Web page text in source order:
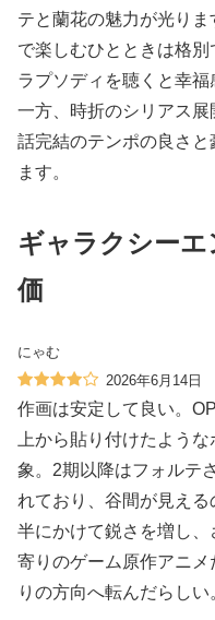
テと蘭花の魅力が光り
で楽しむひとときは格
ラプソディを聴くと幸
一方、時折のシリアス
話完結のテンポの良さ
ます。
ギャラクシー
価
にゃむ
2026年6月14日
作画は安定して良い。
上から貼り付けたよう
象。2期以降はフォルテ
れており、谷間が見え
半にかけて鋭さを増し
寄りのゲーム原作アニ
りの方向へ転んだらしい